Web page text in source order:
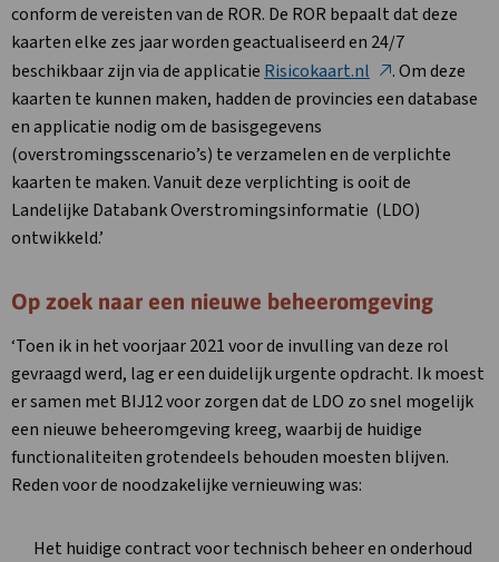
conform de vereisten van de ROR. De ROR bepaalt dat deze
kaarten elke zes jaar worden geactualiseerd en 24/7
beschikbaar zijn via de applicatie Risicokaart.nl Deze
link
in
een
nieuw
. Om deze
kaarten te kunnen maken, hadden de provincies een database
en applicatie nodig om de basisgegevens
(overstromingsscenario’s) te verzamelen en de verplichte
kaarten te maken. Vanuit deze verplichting is ooit de
Landelijke Databank Overstromingsinformatie (LDO)
ontwikkeld.’
Op zoek naar een nieuwe beheeromgeving
‘Toen ik in het voorjaar 2021 voor de invulling van deze rol
gevraagd werd, lag er een duidelijk urgente opdracht. Ik moest
er samen met BIJ12 voor zorgen dat de LDO zo snel mogelijk
een nieuwe beheeromgeving kreeg, waarbij de huidige
functionaliteiten grotendeels behouden moesten blijven.
Reden voor de noodzakelijke vernieuwing was:
Het huidige contract voor technisch beheer en onderhoud